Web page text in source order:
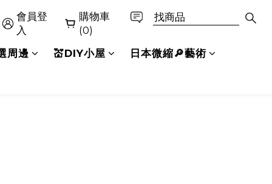
會員登
入
購物車
(0)
周邊
💒DIY小屋 日本微縮🔎藝術